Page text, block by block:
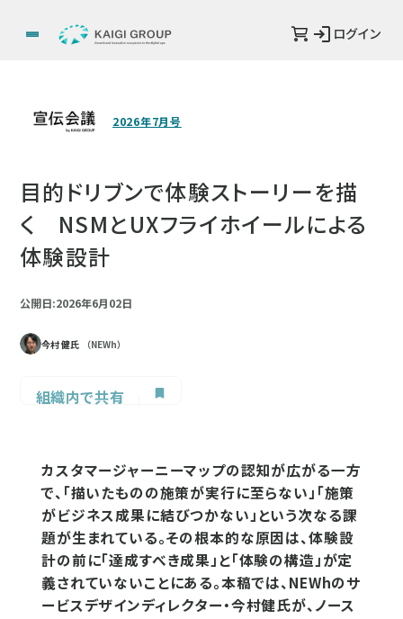
ログイン
2026年7月号
目的ドリブンで体験ストーリーを描
く NSMとUXフライホイールによる
体験設計
公開日:2026年6月02日
今村 健氏 （NEWh）
組織内で共有
カスタマージャーニーマップの認知が広がる一方
で、「描いたものの施策が実行に至らない」「施策
がビジネス成果に結びつかない」という次なる課
題が生まれている。その根本的な原因は、体験設
計の前に「達成すべき成果」と「体験の構造」が定
義されていないことにある。本稿では、NEWhのサ
ービスデザインディレクター・今村健氏が、ノース